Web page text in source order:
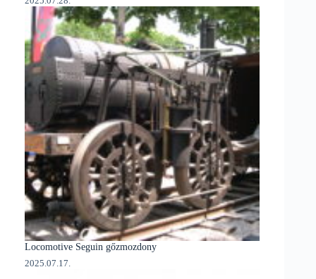
Locomotive Seguin gőzmozdony
2025.07.17.